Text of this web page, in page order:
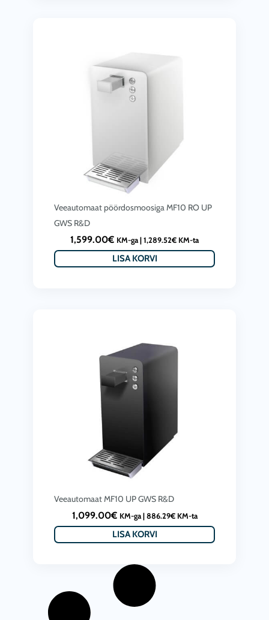
Veeautomaat pöördosmoosiga MF10 RO UP
GWS R&D
1,599.00€ KM-ga | 1,289.52€ KM-ta
LISA KORVI
Veeautomaat MF10 UP GWS R&D
1,099.00€ KM-ga | 886.29€KM-ta
LISA KORVI